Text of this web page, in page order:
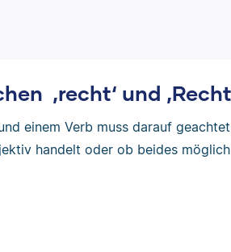
‚recht‘ und
einem Verb muss darauf
handelt oder ob beides